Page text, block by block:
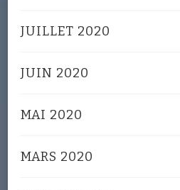
JUILLET 2020
JUIN 2020
MAI 2020
MARS 2020